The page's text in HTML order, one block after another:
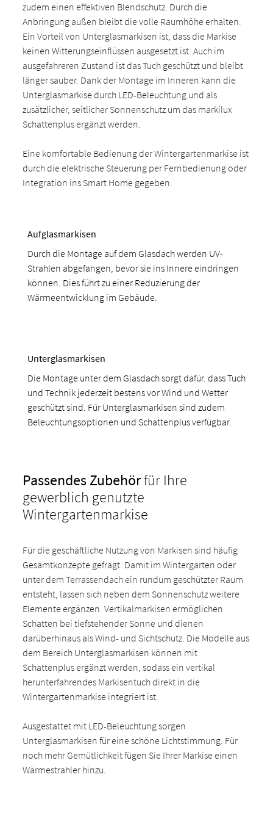
zudem einen effektiven Blendschutz. Durch die
Anbringung außen bleibt die volle Raumhöhe erhalten.
Ein Vorteil von Unterglasmarkisen ist, dass die Markise
keinen Witterungseinflüssen ausgesetzt ist. Auch im
ausgefahreren Zustand ist das Tuch geschützt und bleibt
länger sauber. Dank der Montage im Inneren kann die
Unterglasmarkise durch LED-Beleuchtung und als
zusätzlicher, seitlicher Sonnenschutz um das markilux
Schattenplus ergänzt werden.
Eine komfortable Bedienung der Wintergartenmarkise ist
durch die elektrische Steuerung per Fernbedienung oder
Integration ins Smart Home gegeben.
Aufglasmarkisen
Durch die Montage auf dem Glasdach werden UV-
Strahlen abgefangen, bevor sie ins Innere eindringen
können. Dies führt zu einer Reduzierung der
Wärmeentwicklung im Gebäude.
Unterglasmarkisen
Die Montage unter dem Glasdach sorgt dafür. dass Tuch
und Technik jederzeit bestens vor Wind und Wetter
geschützt sind. Für Unterglasmarkisen sind zudem
Beleuchtungsoptionen und Schattenplus verfügbar.
Passendes Zubehörfür Ihre
gewerblich genutzte
Wintergartenmarkise
Für die geschäftliche Nutzung von Markisen sind häufig
Gesamtkonzepte gefragt. Damit im Wintergarten oder
unter dem Terrassendach ein rundum geschützter Raum
entsteht, lassen sich neben dem Sonnenschutz weitere
Elemente ergänzen. Vertikalmarkisen ermöglichen
Schatten bei tiefstehender Sonne und dienen
darüberhinaus als Wind- und Sichtschutz. Die Modelle aus
dem Bereich Unterglasmarkisen können mit
Schattenplus ergänzt werden, sodass ein vertikal
herunterfahrendes Markisentuch direkt in die
Wintergartenmarkise integriert ist.
Ausgestattet mit LED-Beleuchtung sorgen
Unterglasmarkisen für eine schöne Lichtstimmung. Für
noch mehr Gemütlichkeit fügen Sie Ihrer Markise einen
Wärmestrahler hinzu.